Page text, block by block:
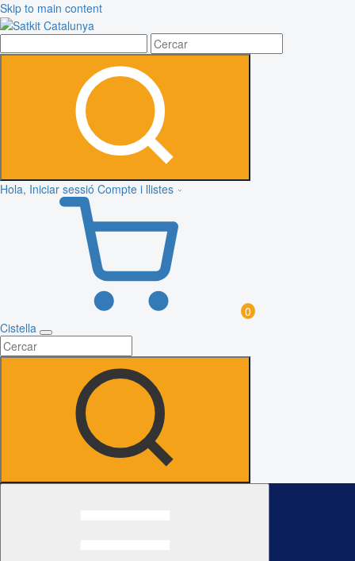
Skip to main content
Hola, Iniciar sessió Compte i llistes
0
Cistella